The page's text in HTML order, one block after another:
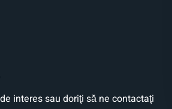
interes sau doriţi să ne contactaţi